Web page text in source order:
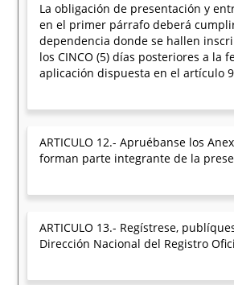
La obligación de presentación y
en el primer párrafo deberá
dependencia donde se hallen
los CINCO (5) días posteriores a la
aplicación dispuesta en el artículo
ARTICULO 12.- Apruébanse los
forman parte integrante de la
ARTICULO 13.- Regístrese,
Dirección Nacional del Registro